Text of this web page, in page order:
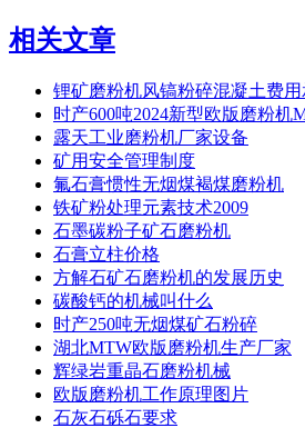
相关文章
锂矿磨粉机风镐粉碎混凝土费用
时产600吨2024新型欧版磨粉机
露天工业磨粉机厂家设备
矿用安全管理制度
氟石膏惯性无烟煤褐煤磨粉机
铁矿粉处理元素技术2009
石墨碳粉子矿石磨粉机
石膏立柱价格
方解石矿石磨粉机的发展历史
碳酸钙的机械叫什么
时产250吨无烟煤矿石粉碎
湖北MTW欧版磨粉机生产厂家
辉绿岩重晶石磨粉机械
欧版磨粉机工作原理图片
石灰石砾石要求